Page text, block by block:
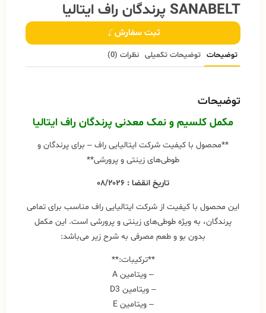
SANABELT پرندگان راف ایتالیا
ثبت سفارش
توضیحات توضیحات تکمیلی نظرات (0)
توضیحات
مکمل کلسیم و نمک معدنی پرندگان راف ایتالیا
**محصول با کیفیت شرکت ایتالیایی راف – برای پرندگان و
طوطی‌های زینتی و پرورشی**
تاریخ انقضا : ۰۸/۲۰۲۶
این محصول با کیفیت از شرکت ایتالیایی راف مناسب برای تمامی
پرندگان، به ویژه طوطی‌های زینتی و پرورشی است. این مکمل
بدون بو و طعم مصرفی به شرح زیر می‌باشد:
**ترکیبات:**
– ویتامین A
– ویتامین D3
– ویتامین E